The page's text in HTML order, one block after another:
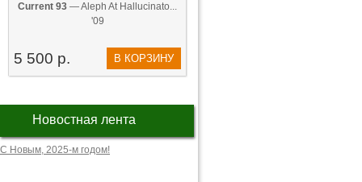
Current 93 — Aleph At Hallucinato...
'09
5 500 р. В КОРЗИНУ
Новостная лента
С Новым, 2025-м годом!